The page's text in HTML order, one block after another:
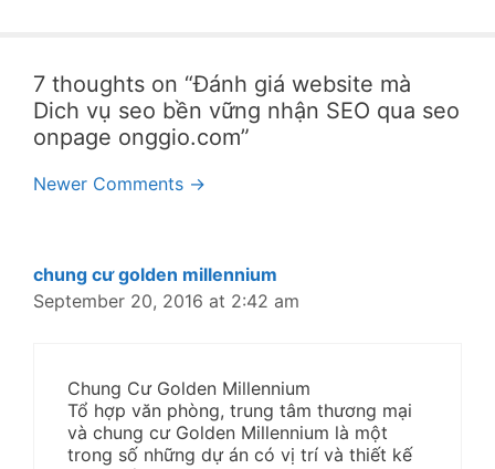
7 thoughts on “Đánh giá website mà
Dich vụ seo bền vững nhận SEO qua seo
onpage onggio.com”
Comment
Newer Comments →
chung cư golden millennium
September 20, 2016 at 2:42 am
Chung Cư Golden Millennium
Tổ hợp văn phòng, trung tâm thương mại
và chung cư Golden Millennium là một
trong số những dự án có vị trí và thiết kế